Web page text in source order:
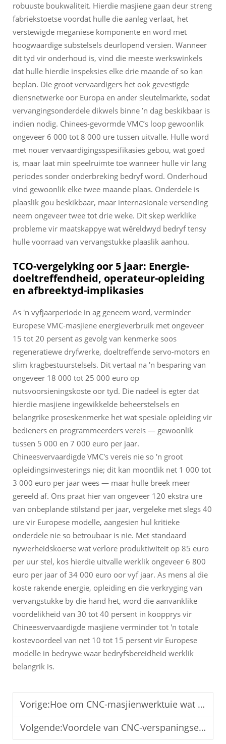
robuuste boukwaliteit. Hierdie masjiene gaan deur streng
fabriekstoetse voordat hulle die aanleg verlaat, het
verstewigde meganiese komponente en word met
hoogwaardige substelsels deurlopend versien. Wanneer
dit tyd vir onderhoud is, vind die meeste werkswinkels
dat hulle hierdie inspeksies elke drie maande of so kan
beplan. Die groot vervaardigers het ook gevestigde
diensnetwerke oor Europa en ander sleutelmarkte, sodat
vervangingsonderdele dikwels binne ’n dag beskikbaar is
indien nodig. Chinees-gevormde VMC’s loop gewoonlik
ongeveer 6 000 tot 8 000 ure tussen uitvalle. Hulle word
met nouer vervaardigingsspesifikasies gebou, wat goed
is, maar laat min speelruimte toe wanneer hulle vir lang
periodes sonder onderbreking bedryf word. Onderhoud
vind gewoonlik elke twee maande plaas. Onderdele is
plaaslik gou beskikbaar, maar internasionale versending
neem ongeveer twee tot drie weke. Dit skep werklike
probleme vir maatskappye wat wêreldwyd bedryf tensy
hulle voorraad van vervangstukke plaaslik aanhou.
TCO-vergelyking oor 5 jaar: Energie-
doeltreffendheid, operateur-opleiding
en afbreektyd-implikasies
As 'n vyfjaarperiode in ag geneem word, verminder
Europese VMC-masjiene energieverbruik met ongeveer
15 tot 20 persent as gevolg van kenmerke soos
regeneratiewe dryfwerke, doeltreffende servo-motors en
slim kragbestuurstelsels. Dit vertaal na 'n besparing van
ongeveer 18 000 tot 25 000 euro op
nutsvoorsieningskoste oor tyd. Die nadeel is egter dat
hierdie masjiene ingewikkelde beheerstelsels en
belangrike proseskenmerke het wat spesiale opleiding vir
bedieners en programmeerders vereis — gewoonlik
tussen 5 000 en 7 000 euro per jaar.
Chineesvervaardigde VMC's vereis nie so 'n groot
opleidingsinvesterings nie; dit kan moontlik net 1 000 tot
3 000 euro per jaar wees — maar hulle breek meer
gereeld af. Ons praat hier van ongeveer 120 ekstra ure
van onbeplande stilstand per jaar, vergeleke met slegs 40
ure vir Europese modelle, aangesien hul kritieke
onderdele nie so betroubaar is nie. Met standaard
nywerheidskoerse wat verlore produktiwiteit op 85 euro
per uur stel, kos hierdie uitvalle werklik ongeveer 6 800
euro per jaar of 34 000 euro oor vyf jaar. As mens al die
koste rakende energie, opleiding en die verkryging van
vervangstukke by die hand het, word die aanvanklike
voordelikheid van 30 tot 40 persent in koopprys vir
Chineesvervaardigde masjiene verminder tot 'n totale
kostevoordeel van net 10 tot 15 persent vir Europese
modelle in bedrywe waar bedryfsbereidheid werklik
belangrik is.
Vorige:Hoe om CNC-masjienwerktuie wat in China vervaardig is, te kies
Volgende:Voordele van CNC-verspaningsentra vir Massaproduksie